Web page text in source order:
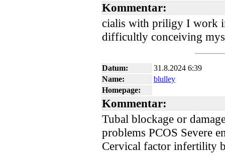
Kommentar:
cialis with priligy I work
difficultly conceiving
Datum:
31.8.2024 6:39
Name:
blulley
Homepage:
Kommentar:
Tubal blockage or
problems PCOS Severe
Cervical factor infertility